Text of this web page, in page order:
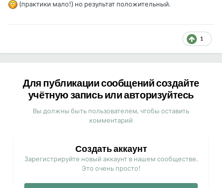
(практики мало!) но результат положительный.
1
Для публикации сообщений создайте
учётную запись или авторизуйтесь
Вы должны быть пользователем, чтобы оставить
комментарий
Создать аккаунт
Зарегистрируйте новый аккаунт в нашем сообществе.
Это очень просто!